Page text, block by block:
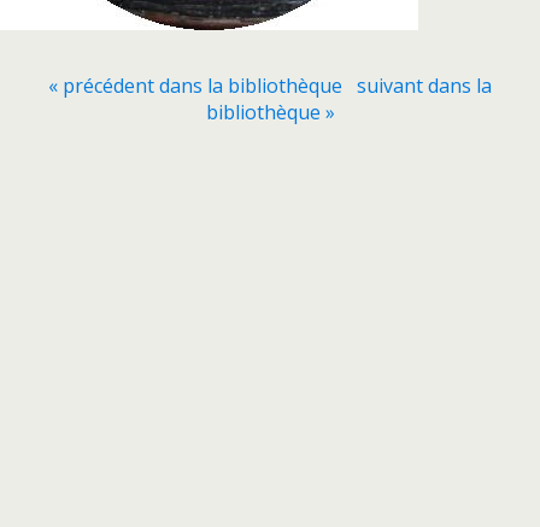
« précédent dans la bibliothèque suivant dans la
bibliothèque »